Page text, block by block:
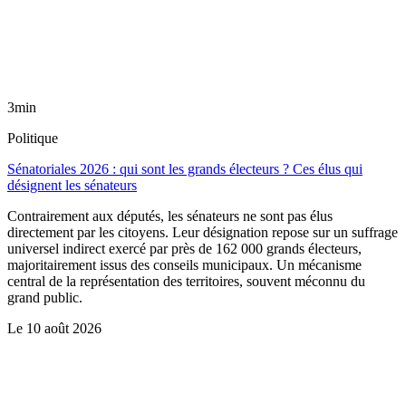
3min
Politique
Sénatoriales 2026 : qui sont les grands électeurs ? Ces élus qui
désignent les sénateurs
Contrairement aux députés, les sénateurs ne sont pas élus
directement par les citoyens. Leur désignation repose sur un suffrage
universel indirect exercé par près de 162 000 grands électeurs,
majoritairement issus des conseils municipaux. Un mécanisme
central de la représentation des territoires, souvent méconnu du
grand public.
Le 10 août 2026